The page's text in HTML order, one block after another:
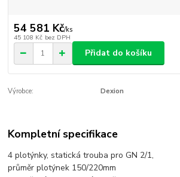
54 581 Kč/ks
45 108 Kč bez DPH
Přidat do košíku
Výrobce: Dexion
Kompletní specifikace
4 plotýnky, statická trouba pro GN 2/1,
průměr plotýnek 150/220mm